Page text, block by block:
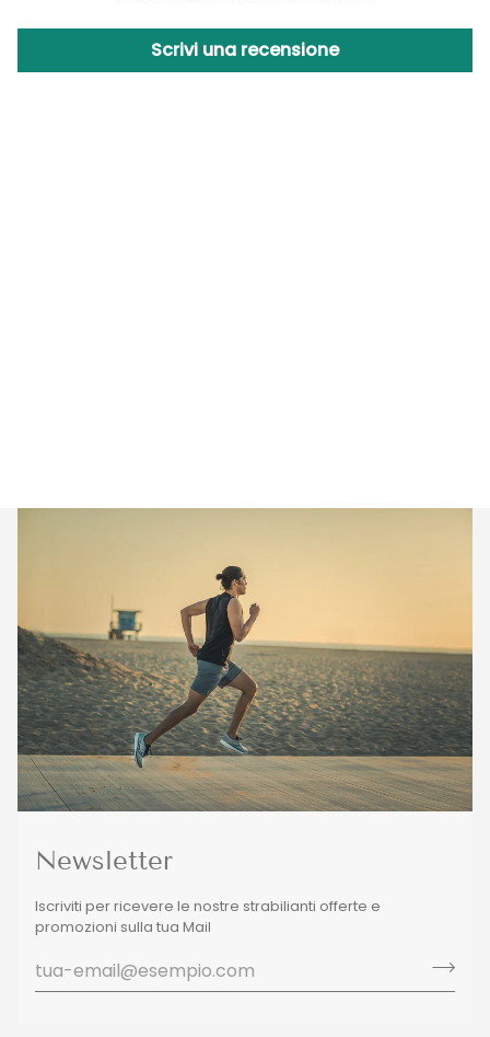
Scrivi una recensione
Newsletter
Iscriviti per ricevere le nostre strabilianti offerte e
promozioni sulla tua Mail